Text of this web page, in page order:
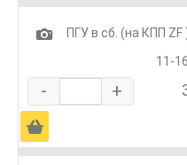
1
ПГУ в сб. (на КПП ZF
11-
- +
Ä